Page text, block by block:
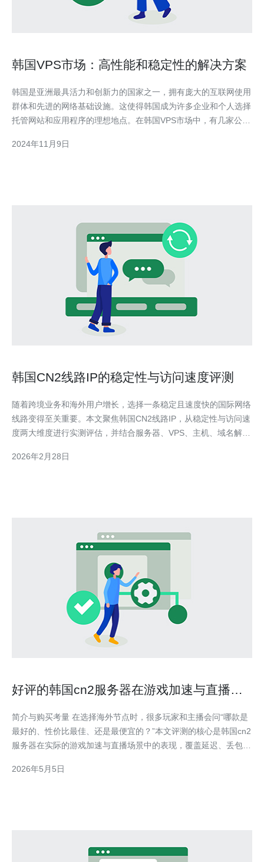
韩国VPS市场：高性能和稳定性的解决方案
韩国是亚洲最具活力和创新力的国家之一，拥有庞大的互联网使用
群体和先进的网络基础设施。这使得韩国成为许多企业和个人选择
托管网站和应用程序的理想地点。在韩国VPS市场中，有几家公司
Kdatacenter是韩国领先的数据中心和云服务提供商之一，他们提
2024年11月9日
韩国CN2线路IP的稳定性与访问速度评测
随着跨境业务和海外用户增长，选择一条稳定且速度快的国际网络
线路变得至关重要。本文聚焦韩国CN2线路IP，从稳定性与访问速
度两大维度进行实测评估，并结合服务器、VPS、主机、域名解
常分为CN2 GIA与CN2 GT两类：CN2 GIA侧重企业级低延迟、专
2026年2月28日
好评的韩国cn2服务器在游戏加速与直播中
简介与购买考量 在选择海外节点时，很多玩家和主播会问“哪款是
最好的、性价比最佳、还是最便宜的？”本文评测的核心是韩国cn2
服务器在实际的游戏加速与直播场景中的表现，覆盖延迟、丢包、
便宜”则往往牺牲部分带宽峰值或流量策略；本文旨在帮你在“最佳”
2026年5月5日